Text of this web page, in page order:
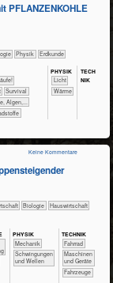
PFLANZENKOHLE
​​​​​​​Physik ​​​​​Erdkunde
​​​​​​​​​​​​Survival
Algen,...
PHY​SIK
​​​​​Licht
​​​​​Wärme
TECH​
NIK
​​​​​​​Biologie
​Haus­wirtschaft
PHY​SIK
​​​Mechanik
​Schwingungen
und Wellen
TECH​NIK
​​​​​​​Fahrrad
​​​​Maschinen
und Geräte
​Fahrzeuge
Keine Kommentare